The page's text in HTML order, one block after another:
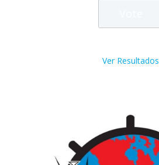
Ver Resultados